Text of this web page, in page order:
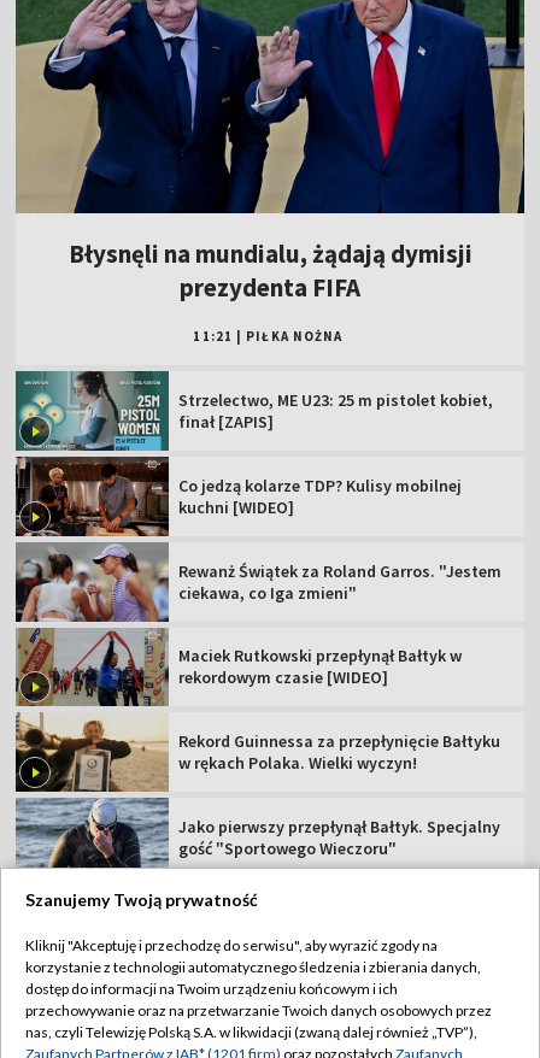
Błysnęli na mundialu, żądają dymisji
prezydenta FIFA
11:21 PIŁKA NOŻNA
Strzelectwo, ME U23: 25 m pistolet kobiet,
finał [ZAPIS]
Co jedzą kolarze TDP? Kulisy mobilnej
kuchni [WIDEO]
Rewanż Świątek za Roland Garros. "Jestem
ciekawa, co Iga zmieni"
Maciek Rutkowski przepłynął Bałtyk w
rekordowym czasie [WIDEO]
Rekord Guinnessa za przepłynięcie Bałtyku
w rękach Polaka. Wielki wyczyn!
Jako pierwszy przepłynął Bałtyk. Specjalny
gość "Sportowego Wieczoru"
TVP
Abonament TVP
Regulamin TVP
Szanujemy Twoją prywatność
Kliknij "Akceptuję i przechodzę do serwisu", aby wyrazić zgody na
korzystanie z technologii automatycznego śledzenia i zbierania danych,
dostęp do informacji na Twoim urządzeniu końcowym i ich
przechowywanie oraz na przetwarzanie Twoich danych osobowych przez
nas, czyli Telewizję Polską S.A. w likwidacji (zwaną dalej również „TVP”),
Zaufanych Partnerów z IAB* (1201 firm) oraz pozostałych Zaufanych